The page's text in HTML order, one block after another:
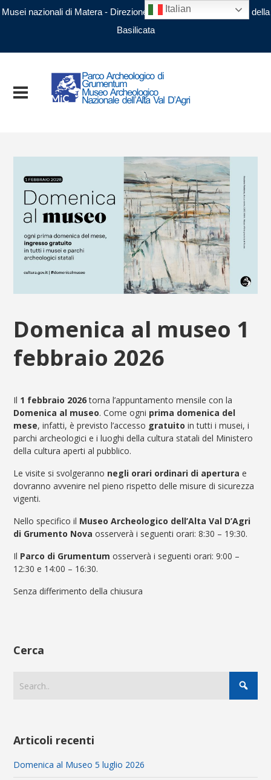
Musei nazionali di Matera - Direzione regionale Musei nazionali della
Basilicata
Domenica al museo 1
febbraio 2026
Il 1 febbraio 2026 torna l’appuntamento mensile con la
Domenica al museo. Come ogni prima domenica del
mese, infatti, è previsto l’accesso gratuitoin tutti i musei, i
parchi archeologici e i luoghi della cultura statali del Ministero
della cultura aperti al pubblico.
Le visite si svolgeranno negli orari ordinari di apertura e
dovranno avvenire nel pieno rispetto delle misure di sicurezza
vigenti.
Nello specifico il Museo Archeologico dell’Alta Val D’Agri
di Grumento Nova osserverà i seguenti orari: 8:30 – 19:30.
Il Parco di Grumentum osserverà i seguenti orari:9:00 –
12:30 e 14:00 – 16:30.
Senza differimento della chiusura
Cerca
Articoli recenti
Domenica al Museo 5 luglio 2026
Italian